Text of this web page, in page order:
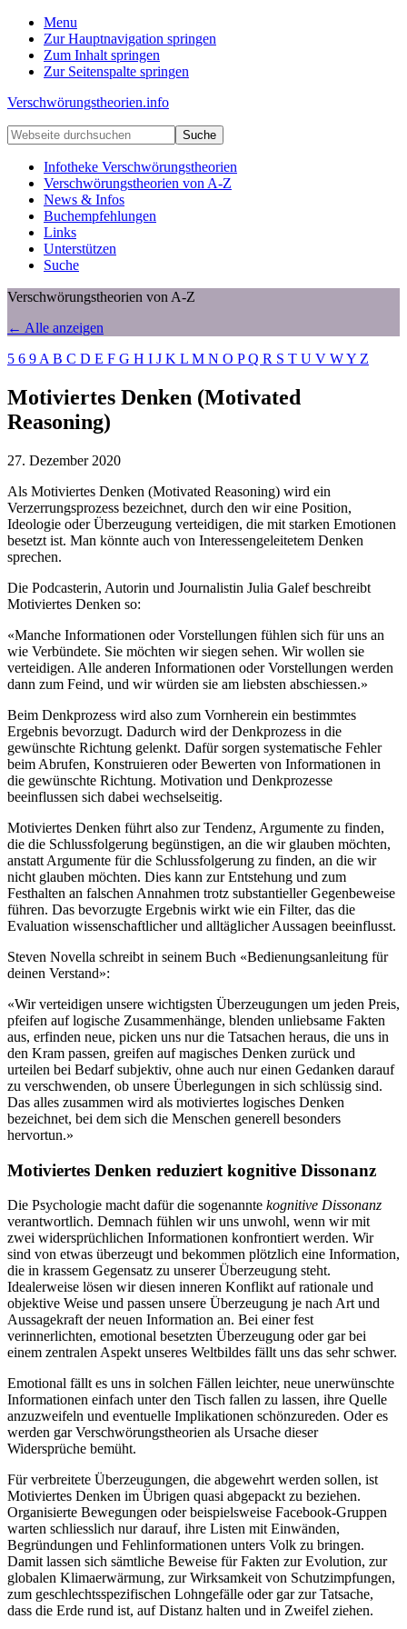
Menu
Zur Hauptnavigation springen
Zum Inhalt springen
Zur Seitenspalte springen
Verschwörungstheorien.info
Beiträge
zu
Merkmalen,
Funktionen
Risiken
konspirationistischen
Denkens
Webseite
durchsuchen
Infotheke Verschwörungstheorien
Verschwörungstheorien von A-Z
News & Infos
Buchempfehlungen
Links
Unterstützen
Suche
Verschwörungstheorien von A-Z
← Alle anzeigen
5 6 9 A B C D E F G H I J K L M N O PQ R S T U V WY Z
Motiviertes Denken (Motivated
Reasoning)
27. Dezember 2020
Als Motiviertes Denken (Motivated Reasoning) wird ein
Verzerrungsprozess bezeichnet, durch den wir eine Position,
Ideologie oder Überzeugung verteidigen, die mit starken Emotionen
besetzt ist. Man könnte auch von Interessengeleitetem Denken
sprechen.
Die Podcasterin, Autorin und Journalistin Julia Galef beschreibt
Motiviertes Denken so:
«Manche Informationen oder Vorstellungen fühlen sich für uns an
wie Verbündete. Sie möchten wir siegen sehen. Wir wollen sie
verteidigen. Alle anderen Informationen oder Vorstellungen werden
dann zum Feind, und wir würden sie am liebsten abschiessen.»
Beim Denkprozess wird also zum Vornherein ein bestimmtes
Ergebnis bevorzugt. Dadurch wird der Denkprozess in die
gewünschte Richtung gelenkt. Dafür sorgen systematische Fehler
beim Abrufen, Konstruieren oder Bewerten von Informationen in
die gewünschte Richtung. Motivation und Denkprozesse
beeinflussen sich dabei wechselseitig.
Motiviertes Denken führt also zur Tendenz, Argumente zu finden,
die die Schlussfolgerung begünstigen, an die wir glauben möchten,
anstatt Argumente für die Schlussfolgerung zu finden, an die wir
nicht glauben möchten. Dies kann zur Entstehung und zum
Festhalten an falschen Annahmen trotz substantieller Gegenbeweise
führen. Das bevorzugte Ergebnis wirkt wie ein Filter, das die
Evaluation wissenschaftlicher und alltäglicher Aussagen beeinflusst.
Steven Novella schreibt in seinem Buch «Bedienungsanleitung für
deinen Verstand»:
«Wir verteidigen unsere wichtigsten Überzeugungen um jeden Preis,
pfeifen auf logische Zusammenhänge, blenden unliebsame Fakten
aus, erfinden neue, picken uns nur die Tatsachen heraus, die uns in
den Kram passen, greifen auf magisches Denken zurück und
urteilen bei Bedarf subjektiv, ohne auch nur einen Gedanken darauf
zu verschwenden, ob unsere Überlegungen in sich schlüssig sind.
Das alles zusammen wird als motiviertes logisches Denken
bezeichnet, bei dem sich die Menschen generell besonders
hervortun.»
Motiviertes Denken reduziert kognitive Dissonanz
Die Psychologie macht dafür die sogenannte kognitive Dissonanz
verantwortlich. Demnach fühlen wir uns unwohl, wenn wir mit
zwei widersprüchlichen Informationen konfrontiert werden. Wir
sind von etwas überzeugt und bekommen plötzlich eine Information,
die in krassem Gegensatz zu unserer Überzeugung steht.
Idealerweise lösen wir diesen inneren Konflikt auf rationale und
objektive Weise und passen unsere Überzeugung je nach Art und
Aussagekraft der neuen Information an. Bei einer fest
verinnerlichten, emotional besetzten Überzeugung oder gar bei
einem zentralen Aspekt unseres Weltbildes fällt uns das sehr schwer.
Emotional fällt es uns in solchen Fällen leichter, neue unerwünschte
Informationen einfach unter den Tisch fallen zu lassen, ihre Quelle
anzuzweifeln und eventuelle Implikationen schönzureden. Oder es
werden gar Verschwörungstheorien als Ursache dieser
Widersprüche bemüht.
Für verbreitete Überzeugungen, die abgewehrt werden sollen, ist
Motiviertes Denken im Übrigen quasi abgepackt zu beziehen.
Organisierte Bewegungen oder beispielsweise Facebook-Gruppen
warten schliesslich nur darauf, ihre Listen mit Einwänden,
Begründungen und Fehlinformationen unters Volk zu bringen.
Damit lassen sich sämtliche Beweise für Fakten zur Evolution, zur
globalen Klimaerwärmung, zur Wirksamkeit von Schutzimpfungen,
zum geschlechtsspezifischen Lohngefälle oder gar zur Tatsache,
dass die Erde rund ist, auf Distanz halten und in Zweifel ziehen.